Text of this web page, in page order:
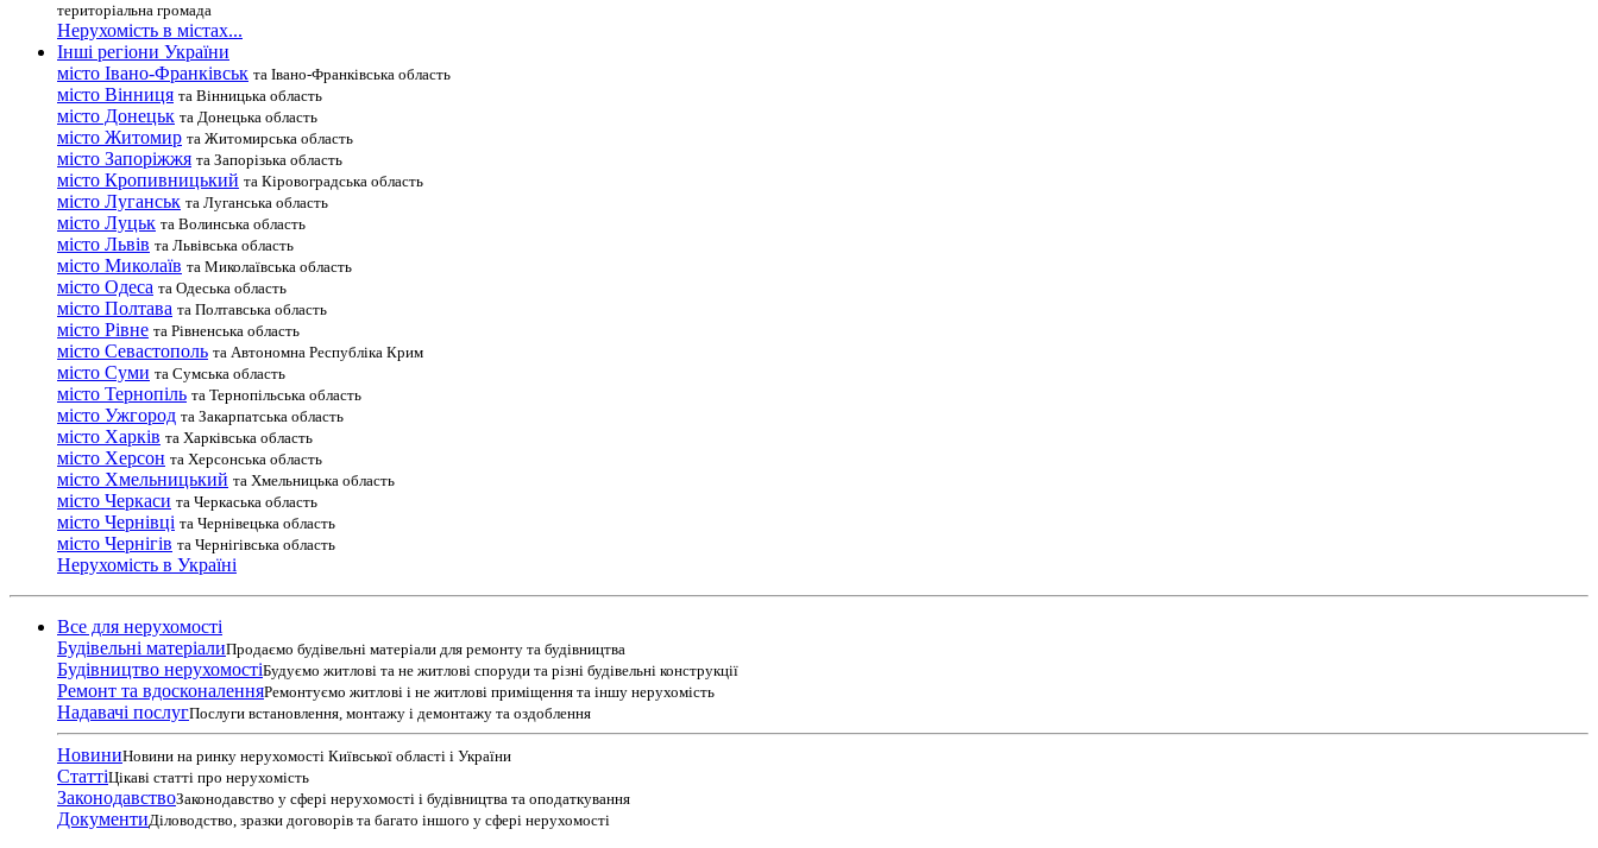
територіальна громада
Нерухомість в містах...
Інші регіони України
місто Івано-Франківськ та Івано-Франківська область
місто Вінниця та Вінницька область
місто Донецьк та Донецька область
місто Житомир та Житомирська область
місто Запоріжжя та Запорізька область
місто Кропивницький та Кіровоградська область
місто Луганськ та Луганська область
місто Луцьк та Волинська область
місто Львів та Львівська область
місто Миколаїв та Миколаївська область
місто Одеса та Одеська область
місто Полтава та Полтавська область
місто Рівне та Рівненська область
місто Севастополь та Автономна Республіка Крим
місто Суми та Сумська область
місто Тернопіль та Тернопільська область
місто Ужгород та Закарпатська область
місто Харків та Харківська область
місто Херсон та Херсонська область
місто Хмельницький та Хмельницька область
місто Черкаси та Черкаська область
місто Чернівці та Чернівецька область
місто Чернігів та Чернігівська область
Нерухомість в Україні
Все для нерухомості
Будівельні матеріалиПродаємо будівельні матеріали для ремонту та будівництва
Будівництво нерухомостіБудуємо житлові та не житлові споруди та різні будівельні конструкції
Ремонт та вдосконаленняРемонтуємо житлові і не житлові приміщення та іншу нерухомість
Надавачі послугПослуги встановлення, монтажу і демонтажу та оздоблення
НовиниНовини на ринку нерухомості Київської області і України
СтаттіЦікаві статті про нерухомість
ЗаконодавствоЗаконодавство у сфері нерухомості і будівництва та оподаткування
ДокументиДіловодство, зразки договорів та багато іншого у сфері нерухомості